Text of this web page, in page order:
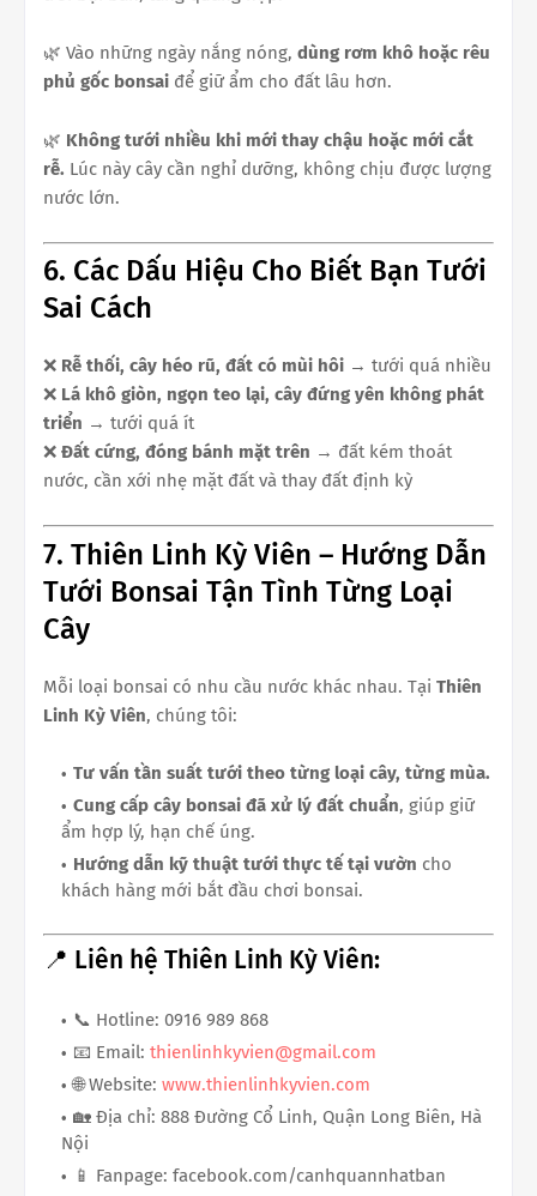
🌿 Vào những ngày nắng nóng, dùng rơm khô hoặc rêu
phủ gốc bonsai để giữ ẩm cho đất lâu hơn.
🌿 Không tưới nhiều khi mới thay chậu hoặc mới cắt
rễ. Lúc này cây cần nghỉ dưỡng, không chịu được lượng
nước lớn.
6. Các Dấu Hiệu Cho Biết Bạn Tưới
Sai Cách
❌ Rễ thối, cây héo rũ, đất có mùi hôi → tưới quá nhiều
❌ Lá khô giòn, ngọn teo lại, cây đứng yên không phát
triển → tưới quá ít
❌ Đất cứng, đóng bánh mặt trên → đất kém thoát
nước, cần xới nhẹ mặt đất và thay đất định kỳ
7. Thiên Linh Kỳ Viên – Hướng Dẫn
Tưới Bonsai Tận Tình Từng Loại
Cây
Mỗi loại bonsai có nhu cầu nước khác nhau. Tại Thiên
Linh Kỳ Viên, chúng tôi:
Tư vấn tần suất tưới theo từng loại cây, từng mùa.
Cung cấp cây bonsai đã xử lý đất chuẩn, giúp giữ
ẩm hợp lý, hạn chế úng.
Hướng dẫn kỹ thuật tưới thực tế tại vườn cho
khách hàng mới bắt đầu chơi bonsai.
📍 Liên hệ Thiên Linh Kỳ Viên:
📞 Hotline: 0916 989 868
📧 Email: thienlinhkyvien@gmail.com
🌐 Website: www.thienlinhkyvien.com
🏡 Địa chỉ: 888 Đường Cổ Linh, Quận Long Biên, Hà
Nội
📱 Fanpage: facebook.com/canhquannhatban